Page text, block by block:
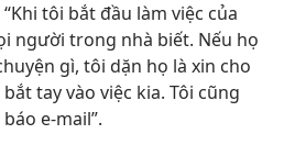
“Khi tôi bắt đầu làm việc của
người trong nhà biết. Nếu họ
gì, tôi dặn họ là xin cho
tay vào việc kia. Tôi cũng
e-mail”.